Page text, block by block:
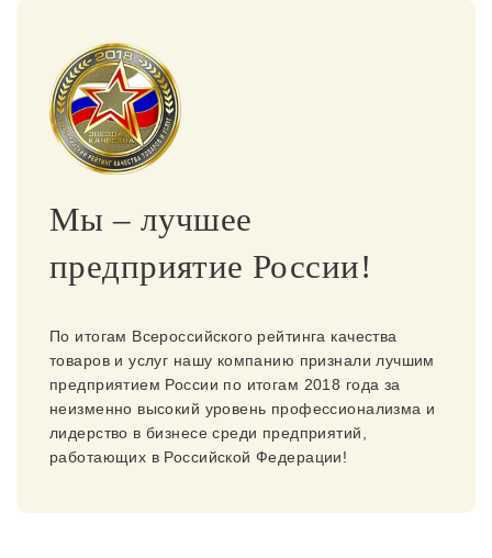
Торшеры
Трековые системы
Интерьерная подсветка
Светодиодная лента
Предметы интерьера
Мы – лучшее
предприятие России!
По итогам Всероссийского рейтинга качества
товаров и услуг нашу компанию признали лучшим
предприятием России по итогам 2018 года за
неизменно высокий уровень профессионализма и
лидерство в бизнесе среди предприятий,
работающих в Российской Федерации!